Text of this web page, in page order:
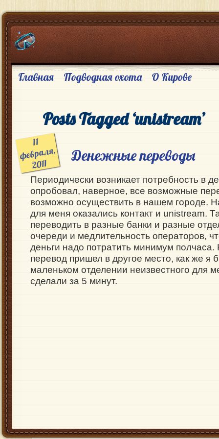
Главная Подводная охота О Кирове
Posts Tagged ‘unistream’
11
февраля,
2011
Денежные переводы
Периодически возникает потребность в
опробовал, наверное, все возможные
возможно осуществить в нашем городе.
для меня оказались контакт и unistream.
переводить в разные банки и разные
очереди и медлительность операторов,
деньги надо потратить минимум полчаса.
перевод пришел в другое место, как же я
маленьком отделении неизвестного для
сделали за 5 минут.